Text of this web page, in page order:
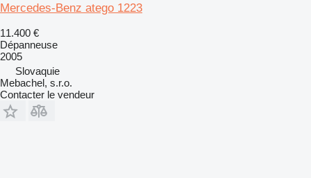
Mercedes-Benz atego 1223
11.400 €
Dépanneuse
2005
Slovaquie
Mebachel, s.r.o.
Contacter le vendeur